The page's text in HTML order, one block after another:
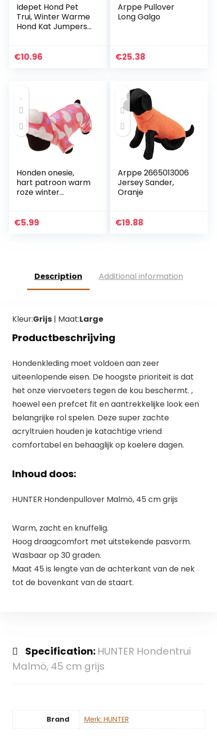
Idepet Hond Pet
Trui, Winter Warme
Hond Kat Jumpers
Coat Kostuum
€10.96
Arppe Pullover
Long Galgo
€25.38
Honden onesie,
hart patroon warm
roze winter
winter kat herfst
€5.99
Arppe 2665013006
Jersey Sander,
Oranje
€19.88
Description Additional information
Kleur:Grijs| Maat:Large
Productbeschrijving
Hondenkleding moet voldoen aan zeer
uiteenlopende eisen. De hoogste prioriteit is dat
het onze viervoeters tegen de kou beschermt. ,
hoewel een prefcet fit en aantrekkelijke look een
belangrijke rol spelen. Deze super zachte
acryltruien houden je katachtige vriend
comfortabel en behaaglijk op koelere dagen.
Inhoud doos:
HUNTER Hondenpullover Malmö, 45 cm grijs
Warm, zacht en knuffelig.
Hoog draagcomfort met uitstekende pasvorm.
Wasbaar op 30 graden.
Maat 45 is lengte van de achterkant van de nek
tot de bovenkant van de staart.
Specification: HUNTER Hondentrui
Malmö, 45 cm grijs
Brand Merk: HUNTER